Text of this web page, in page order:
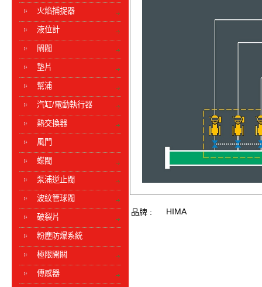
火焰捕捉器
液位計
閘閥
墊片
幫浦
汽缸/電動執行器
熱交換器
風門
蝶閥
泵浦逆止閥
波紋管球閥
破裂片
粉塵防爆系統
極限開關
傳感器
品牌 : HIMA